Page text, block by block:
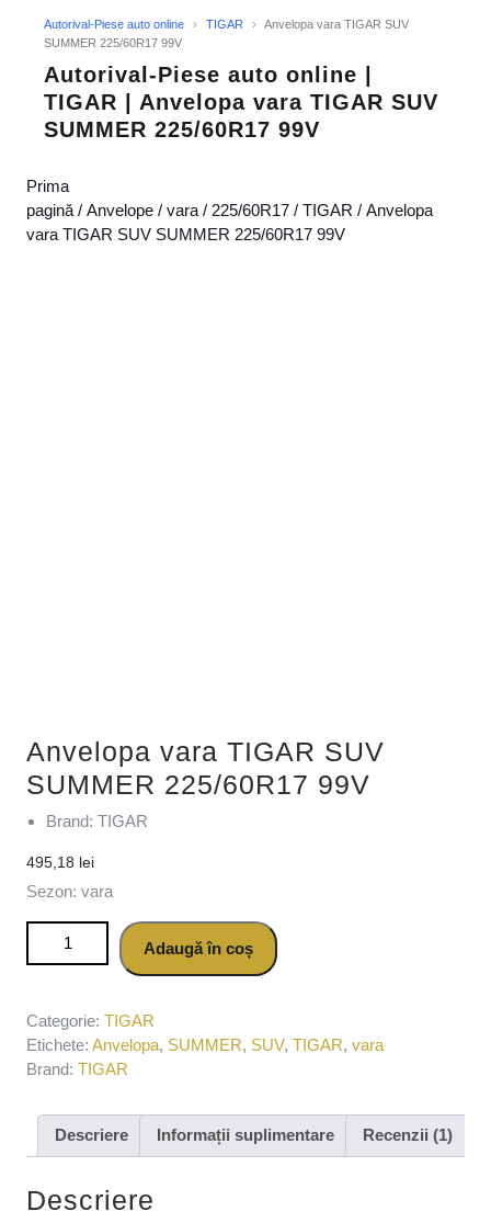
Autorival-Piese auto online › TIGAR ›
Anvelopa vara TIGAR SUV
SUMMER 225/60R17 99V
Autorival-Piese auto online |
TIGAR | Anvelopa vara TIGAR SUV
SUMMER 225/60R17 99V
Prima
pagină / Anvelope / vara / 225/60R17 / TIGAR / Anvelopa
vara TIGAR SUV SUMMER 225/60R17 99V
Anvelopa vara TIGAR SUV
SUMMER 225/60R17 99V
Brand: TIGAR
495,18 lei
Sezon: vara
Cantitate Anvelopa vara TIGAR SUV SUMMER 225/60R17
Adaugă în coș
Categorie: TIGAR
Etichete: Anvelopa, SUMMER, SUV, TIGAR, vara
Brand: TIGAR
Descriere Informații suplimentare Recenzii (1)
Descriere